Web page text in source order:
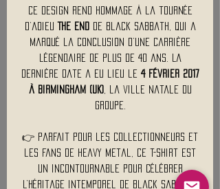
Ce design rend hommage à la tournée
d’adieu
THE END
de Black Sabbath, qui a
marqué la conclusion d’une carrière
légendaire de plus de 40 ans. La
dernière date a eu lieu le 4 février 2017
à Birmingham (UK)
, la ville natale du
groupe.
👉 Parfait pour les collectionneurs et
les fans de heavy metal, ce t-shirt est
un incontournable pour célébrer
l’héritage intemporel de Black Sabbath.